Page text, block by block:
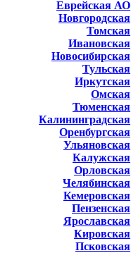
Еврейская АО
Новгородская
Томская
Ивановская
Новосибирская
Тульская
Иркутская
Омская
Тюменская
Калининградская
Оренбургская
Ульяновская
Калужская
Орловская
Челябинская
Кемеровская
Пензенская
Ярославская
Кировская
Псковская